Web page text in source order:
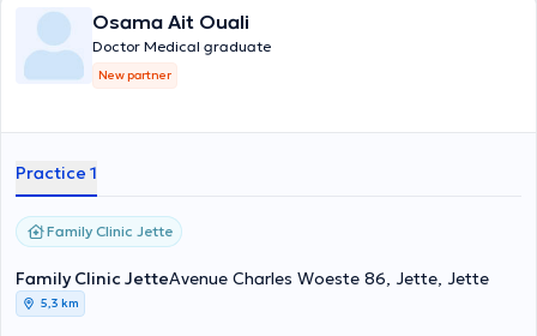
Osama Ait Ouali
Doctor Medical graduate
New partner
Practice 1
Family Clinic Jette
Family Clinic JetteAvenue Charles Woeste 86, Jette, Jette
5,3 km